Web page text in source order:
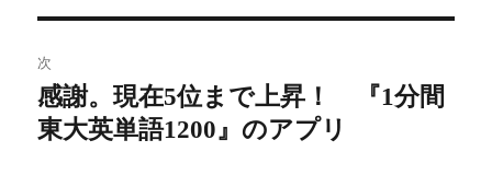
ビ
ゲ
ー
稿:
次
次
の
感謝。現在5位まで上昇！ 『1分間
東大英単語1200』のアプリ